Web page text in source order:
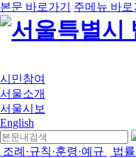
본문 바로가기 주메뉴 바로
시민참여
서울소개
서울시보
English
조례·규칙·훈령·예규 법